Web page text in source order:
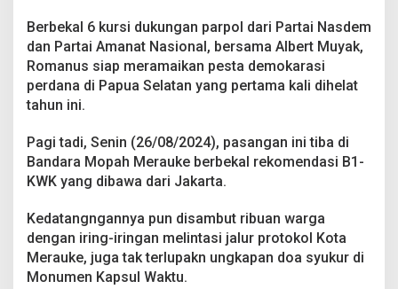
P
i
l
g
e
r
d
n
a
D
i
P
Berbekal 6 kursi dukungan parpol dari Partai Nasdem
dan Partai Amanat Nasional, bersama Albert Muyak,
Romanus siap meramaikan pesta demokarasi
perdana di Papua Selatan yang pertama kali dihelat
tahun ini.
Pagi tadi, Senin (26/08/2024), pasangan ini tiba di
Bandara Mopah Merauke berbekal rekomendasi B1-
KWK yang dibawa dari Jakarta.
Kedatangngannya pun disambut ribuan warga
dengan iring-iringan melintasi jalur protokol Kota
Merauke, juga tak terlupakn ungkapan doa syukur di
Monumen Kapsul Waktu.